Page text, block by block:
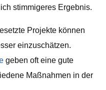
stimmigeres Ergebnis.
Projekte können
einzuschätzen.
geben oft eine gute
Maßnahmen in der